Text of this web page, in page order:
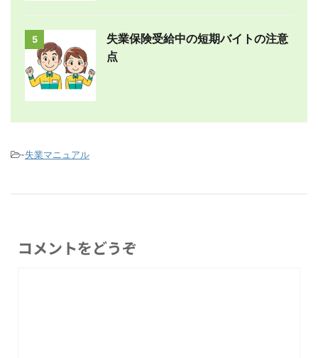
5
失業保険受給中の短期バイトの注意
点
-失業マニュアル
コメントをどうぞ